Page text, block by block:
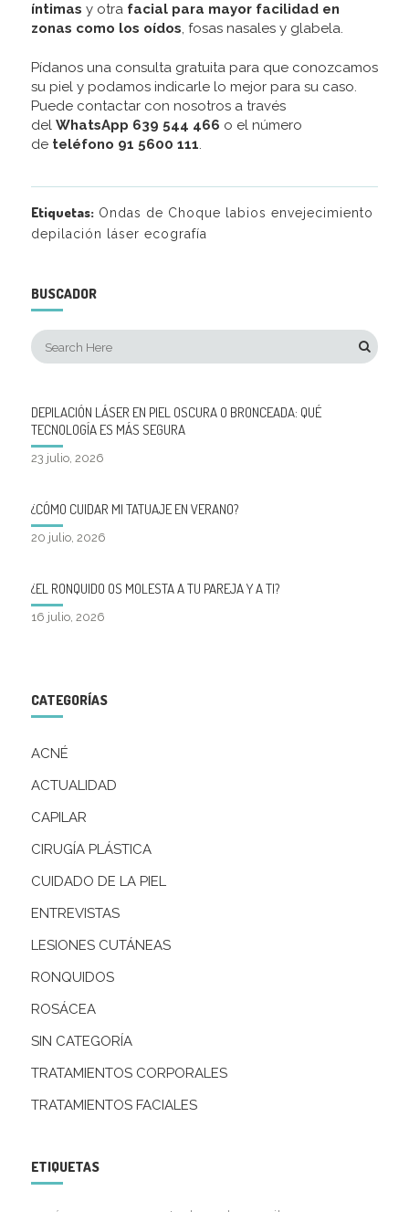
íntimas y otra facial para mayor facilidad en
zonas como los oídos, fosas nasales y glabela.
Pídanos una consulta gratuita para que conozcamos
su piel y podamos indicarle lo mejor para su caso.
Puede contactar con nosotros a través
del WhatsApp 639 544 466 o el número
de teléfono 91 5600 111.
Etiquetas: Ondas de Choque labios envejecimiento
depilación láser ecografía
BUSCADOR
DEPILACIÓN LÁSER EN PIEL OSCURA O BRONCEADA: QUÉ
TECNOLOGÍA ES MÁS SEGURA
23 julio, 2026
¿CÓMO CUIDAR MI TATUAJE EN VERANO?
20 julio, 2026
¿EL RONQUIDO OS MOLESTA A TU PAREJA Y A TI?
16 julio, 2026
CATEGORÍAS
ACNÉ
ACTUALIDAD
CAPILAR
CIRUGÍA PLÁSTICA
CUIDADO DE LA PIEL
ENTREVISTAS
LESIONES CUTÁNEAS
RONQUIDOS
ROSÁCEA
SIN CATEGORÍA
TRATAMIENTOS CORPORALES
TRATAMIENTOS FACIALES
ETIQUETAS